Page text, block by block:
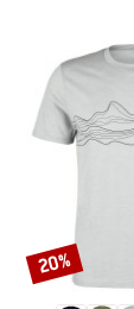
Rabatt
20%